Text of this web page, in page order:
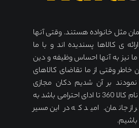
مثل خانواده هستند. وقتی آنها
ی کالاها پسندیده اند و با ما
نیز به آنها احساس وظیفه و دین
وقتی از ما تقاضای کالاهای
نمودند بر آن شدیم دکان مجازی
دیگری بگشائیم با نام کالا 360 تا ادای احترامی باشد به
جانمان. امید که در این مسیر